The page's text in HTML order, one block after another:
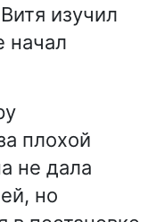
изучил
начал
плохой
не дала
но